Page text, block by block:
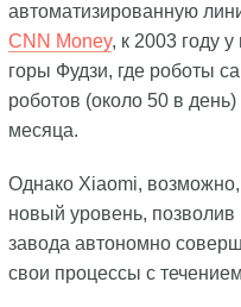
автоматизированную
CNN Money, к 2003 году
горы Фудзи, где роботы
роботов (около 50 в
месяца.
Однако Xiaomi,
новый уровень, позволив
завода автономно
свои процессы с